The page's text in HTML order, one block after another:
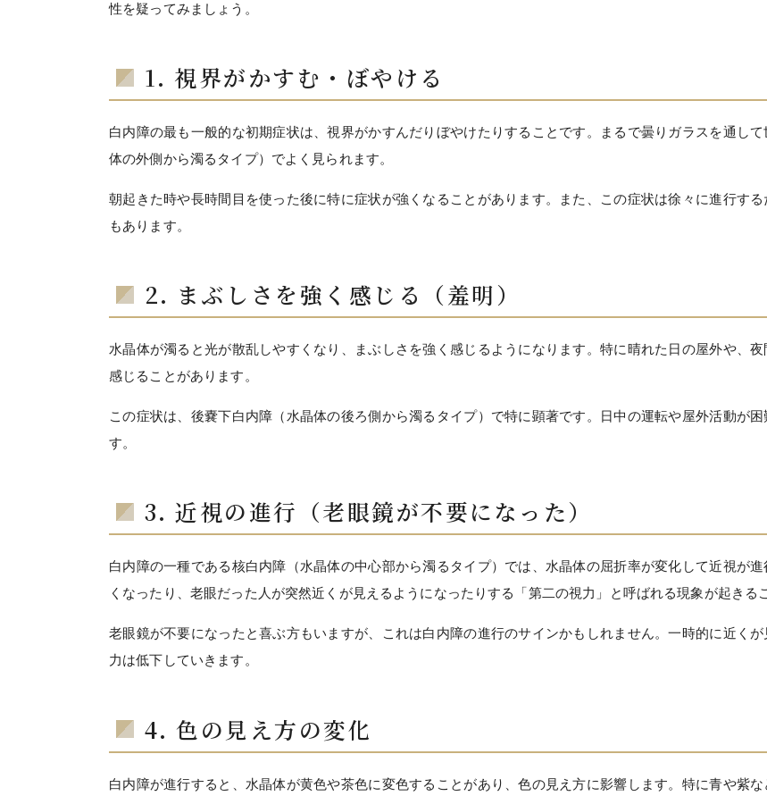
性を疑ってみましょう。
1. 視界がかすむ・ぼやける
白内障の最も一般的な初期症状は、視界がかすんだりぼやけたりすることです。まるで曇りガラスを通し
体の外側から濁るタイプ）でよく見られます。
朝起きた時や長時間目を使った後に特に症状が強くなることがあります。また、この症状は徐々に進行す
もあります。
2. まぶしさを強く感じる（羞明）
水晶体が濁ると光が散乱しやすくなり、まぶしさを強く感じるようになります。特に晴れた日の屋外や、
感じることがあります。
この症状は、後嚢下白内障（水晶体の後ろ側から濁るタイプ）で特に顕著です。日中の運転や屋外活動が
す。
3. 近視の進行（老眼鏡が不要になった）
白内障の一種である核白内障（水晶体の中心部から濁るタイプ）では、水晶体の屈折率が変化して近視が
くなったり、老眼だった人が突然近くが見えるようになったりする「第二の視力」と呼ばれる現象が起きる
老眼鏡が不要になったと喜ぶ方もいますが、これは白内障の進行のサインかもしれません。一時的に近く
力は低下していきます。
4. 色の見え方の変化
白内障が進行すると、水晶体が黄色や茶色に変色することがあり、色の見え方に影響します。特に青や紫